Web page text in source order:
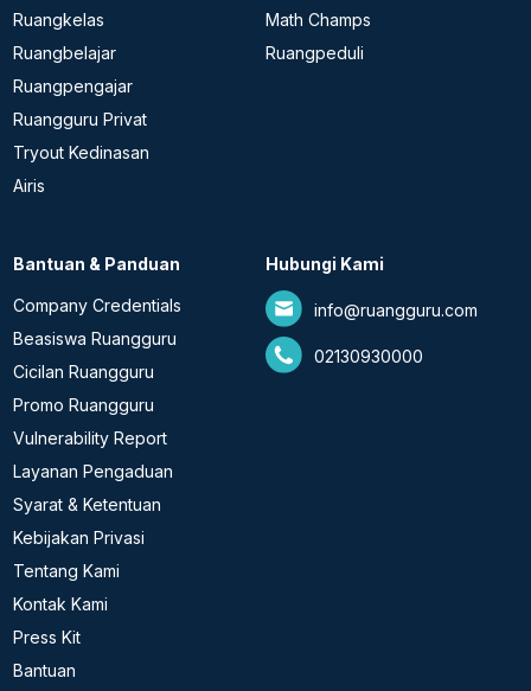
Ruangkelas
Ruangbelajar
Ruangpengajar
Ruangguru Privat
Tryout Kedinasan
Airis
Math Champs
Ruangpeduli
Bantuan & Panduan
Company Credentials
Beasiswa Ruangguru
Cicilan Ruangguru
Promo Ruangguru
Vulnerability Report
Layanan Pengaduan
Syarat & Ketentuan
Kebijakan Privasi
Tentang Kami
Kontak Kami
Press Kit
Bantuan
Hubungi Kami
info@ruangguru.com
02130930000